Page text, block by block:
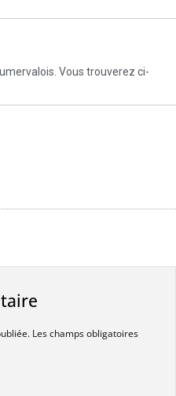
Vous trouverez ci-
Les champs obligatoires